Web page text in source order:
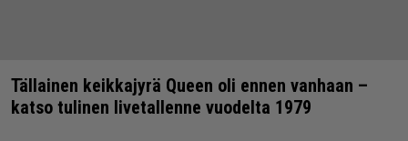
Tällainen keikkajyrä Queen oli ennen vanhaan –
katso tulinen livetallenne vuodelta 1979